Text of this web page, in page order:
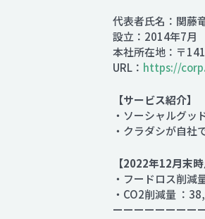
代表者氏名：関藤
設立：2014年7月
本社所在地：〒
URL： https://
【サービス紹介】
・ソーシャルグッ
・クラダシが自社
【2022年12月末
・フードロス削
・CO2削減量
ーーーーーーーー